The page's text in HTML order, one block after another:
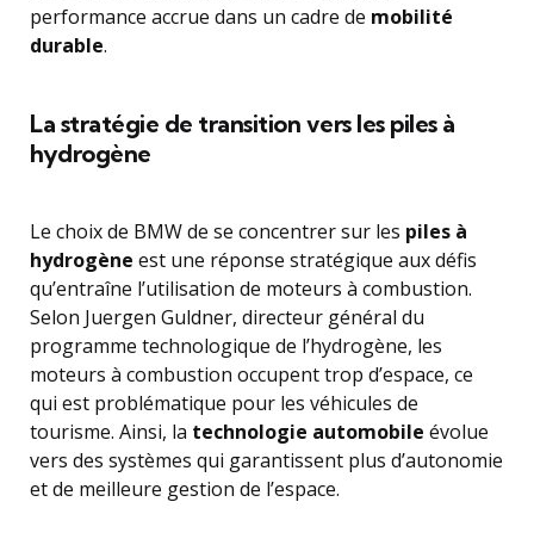
performance accrue dans un cadre de mobilité
durable.
La stratégie de transition vers les piles à
hydrogène
Le choix de BMW de se concentrer sur les piles à
hydrogène est une réponse stratégique aux défis
qu’entraîne l’utilisation de moteurs à combustion.
Selon Juergen Guldner, directeur général du
programme technologique de l’hydrogène, les
moteurs à combustion occupent trop d’espace, ce
qui est problématique pour les véhicules de
tourisme. Ainsi, la technologie automobile évolue
vers des systèmes qui garantissent plus d’autonomie
et de meilleure gestion de l’espace.